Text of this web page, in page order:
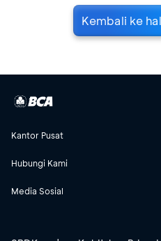
Kembali ke
Kantor Pusat
Hubungi Kami
Media Sosial